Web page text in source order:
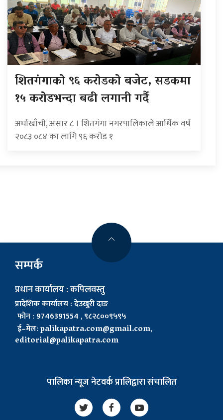
शितगंगाको ९६ करोडको बजेट, सडकमा
१५ करोडभन्दा बढी लगानी गर्दै
अर्घाखाँची, असार ८ । शितगंगा नगरपालिकाले आर्थिक वर्ष
२०८३ ०८४ का लागि ९६ करोड १
सम्पर्क
प्रधान कार्यालय : कपिलवस्तु
प्रादेशिक कार्यालय : देउखुरी दाङ
फोन : 9746391554 , ९८२८००९५९५
ई–मेल:palikapatra.com@gmail.com,
editorial@palikapatra.com
पालिका न्यूज नेटवर्क प्रालिद्वारा संचालित